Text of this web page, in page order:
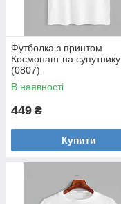
Футболка з принтом
Космонавт на супутнику
(0807)
В наявності
449 ₴
Купити